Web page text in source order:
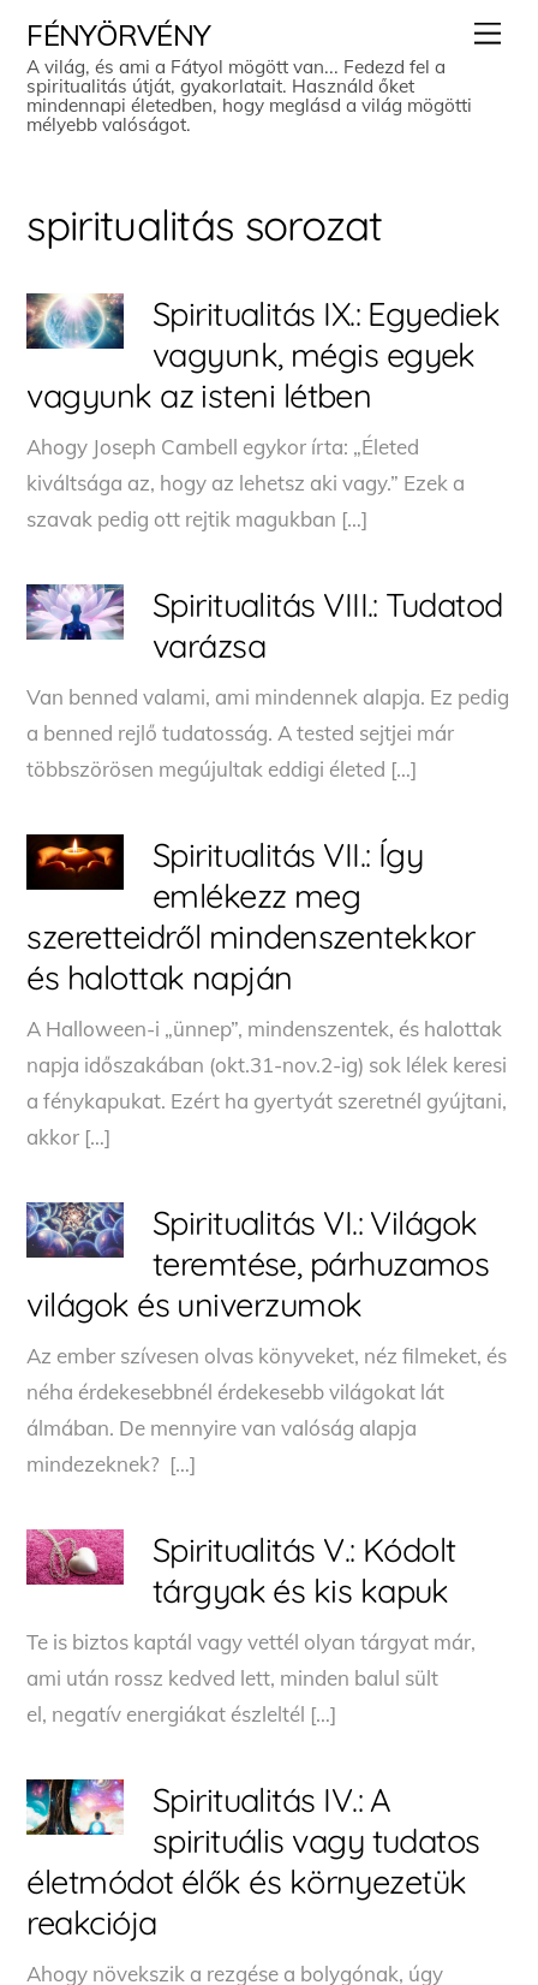
content
FÉNYÖRVÉNY
A világ, és ami a Fátyol mögött van... Fedezd fel a
spiritualitás útját, gyakorlatait. Használd őket
mindennapi életedben, hogy meglásd a világ mögötti
mélyebb valóságot.
spiritualitás sorozat
Spiritualitás IX.: Egyediek
vagyunk, mégis egyek
vagyunk az isteni létben
Ahogy Joseph Cambell egykor írta: „Életed
kiváltsága az, hogy az lehetsz aki vagy.” Ezek a
szavak pedig ott rejtik magukban […]
Spiritualitás VIII.: Tudatod
varázsa
Van benned valami, ami mindennek alapja. Ez pedig
a benned rejlő tudatosság. A tested sejtjei már
többszörösen megújultak eddigi életed […]
Spiritualitás VII.: Így
emlékezz meg
szeretteidről mindenszentekkor
és halottak napján
A Halloween-i „ünnep”, mindenszentek, és halottak
napja időszakában (okt.31-nov.2-ig) sok lélek keresi
a fénykapukat. Ezért ha gyertyát szeretnél gyújtani,
akkor […]
Spiritualitás VI.: Világok
teremtése, párhuzamos
világok és univerzumok
Az ember szívesen olvas könyveket, néz filmeket, és
néha érdekesebbnél érdekesebb világokat lát
álmában. De mennyire van valóság alapja
mindezeknek? […]
Spiritualitás V.: Kódolt
tárgyak és kis kapuk
Te is biztos kaptál vagy vettél olyan tárgyat már,
ami után rossz kedved lett, minden balul sült
el, negatív energiákat észleltél […]
Spiritualitás IV.: A
spirituális vagy tudatos
életmódot élők és környezetük
reakciója
Ahogy növekszik a rezgése a bolygónak, úgy